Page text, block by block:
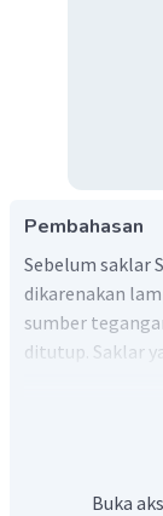
Pembahasan
Sebelum saklar
dikarenakan
sumber
ditutup. Saklar
Buka